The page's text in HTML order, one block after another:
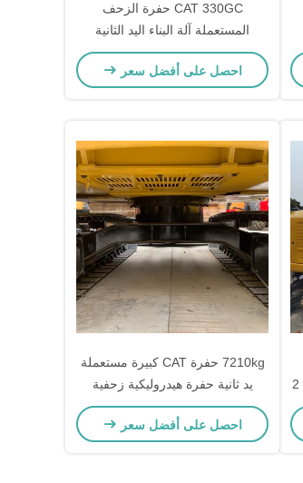
CAT 330GC حفرة الزحف
المستعملة آلة البناء اليد الثانية
35108kg
احصل على أفضل سعر
المستخدمة CAT حفرة الزحف نوع 2
7210kg حفرة CAT كبيرة مستعملة
يد ثانية حفرة هيدروليكية زحفية
CAT307
احصل على أفضل سعر